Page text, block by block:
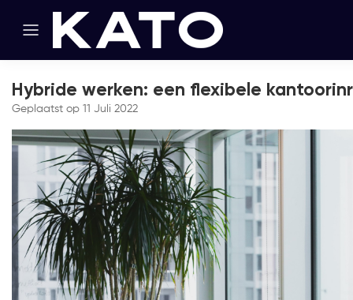
Hybride werken: een flexibele
Geplaatst op 11 Juli 2022